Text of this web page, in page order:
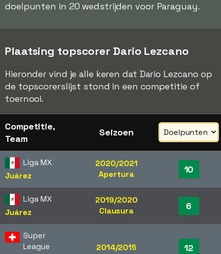
doelpunten in 20 wedstrijden voor Paraguay.
Plaatsing topscorer Dario Lezcano
Hieronder vind je alle keren dat Dario Lezcano op
de topscorerslijst stond in een competitie of
toernooi.
Competitie,
Team
Seizoen
Liga MX
Juárez
2020/2021
Apertura
10
Liga MX
Juárez
2019/2020
Clausura
6
Super
League
2014/2015 12